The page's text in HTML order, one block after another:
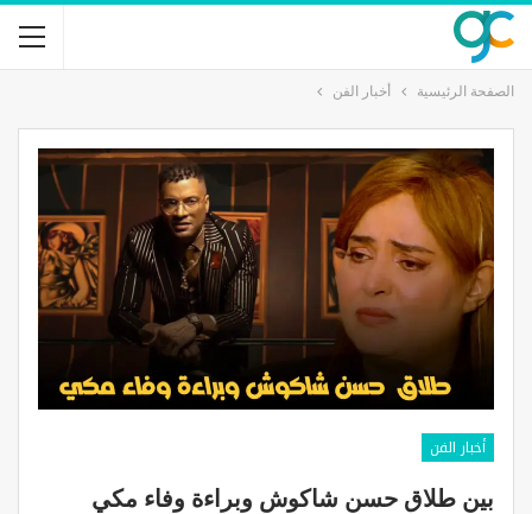
الصفحة الرئيسية أخبار الفن
أخبار الفن
بين طلاق حسن شاكوش وبراءة وفاء مكي